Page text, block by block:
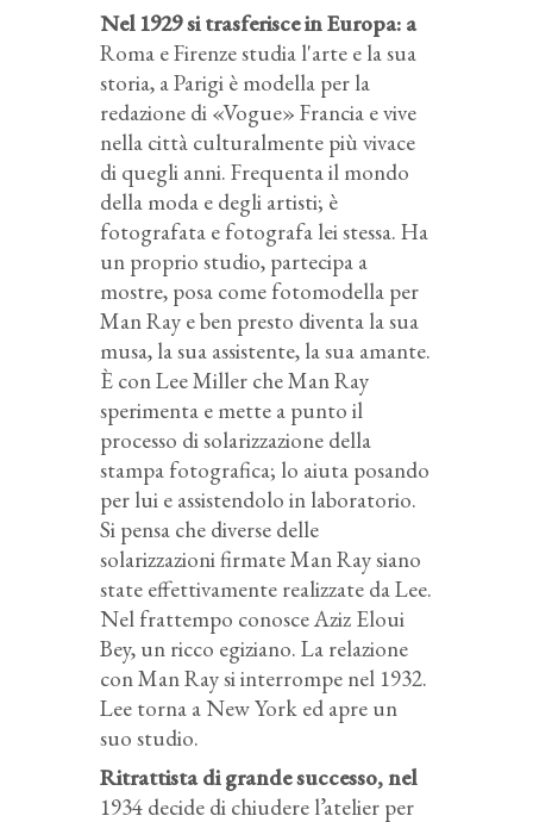
Nel 1929 si trasferisce in Europa: a
Roma e Firenze studia l'arte e la sua
storia, a Parigi è modella per la
redazione di «Vogue» Francia e vive
nella città culturalmente più vivace
di quegli anni. Frequenta il mondo
della moda e degli artisti; è
fotografata e fotografa lei stessa. Ha
un proprio studio, partecipa a
mostre, posa come fotomodella per
Man Ray e ben presto diventa la sua
musa, la sua assistente, la sua amante.
È con Lee Miller che Man Ray
sperimenta e mette a punto il
processo di solarizzazione della
stampa fotografica; lo aiuta posando
per lui e assistendolo in laboratorio.
Si pensa che diverse delle
solarizzazioni firmate Man Ray siano
state effettivamente realizzate da Lee.
Nel frattempo conosce Aziz Eloui
Bey, un ricco egiziano. La relazione
con Man Ray si interrompe nel 1932.
Lee torna a New York ed apre un
suo studio.
Ritrattista di grande successo, nel
1934 decide di chiudere l’atelier per